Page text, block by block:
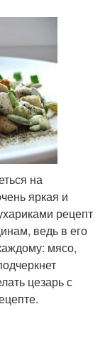
на
яркая и
рецепт
ведь в его
мясо,
цезарь с